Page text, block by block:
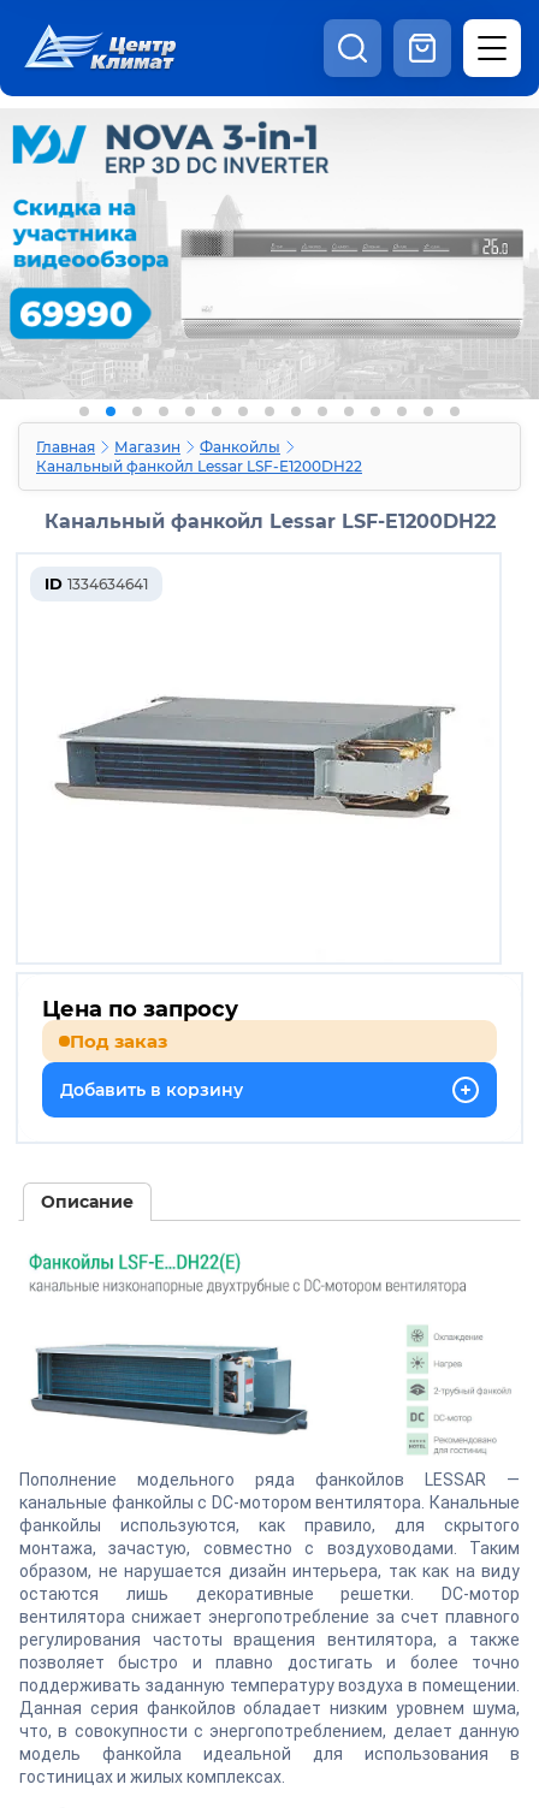
Каталог
Статьи
Наши работы Отзывы
Доставка и оплата Оферта
Контакты
8:00 - 20:00 Шоурум
Главная Магазин
Фанкойлы
Канальный фанкойл Lessar LSF-E1200DH22
Канальный фанкойл Lessar LSF-E1200DH22
ID 1334634641
Цена по запросу
Под заказ
Добавить в корзину
Описание
Пополнение модельного ряда фанкойлов LESSAR —
канальные фанкойлы с DC-мотором вентилятора. Канальные
фанкойлы используются, как правило, для скрытого
монтажа, зачастую, совместно с воздуховодами. Таким
образом, не нарушается дизайн интерьера, так как на виду
остаются лишь декоративные решетки. DC-мотор
вентилятора снижает энергопотребление за счет плавного
регулирования частоты вращения вентилятора, а также
позволяет быстро и плавно достигать и более точно
поддерживать заданную температуру воздуха в помещении.
Данная серия фанкойлов обладает низким уровнем шума,
что, в совокупности с энергопотреблением, делает данную
модель фанкойла идеальной для использования в
гостиницах и жилых комплексах.